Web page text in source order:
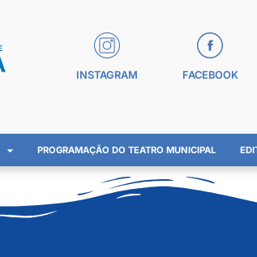
INSTAGRAM FACEBOOK
PROGRAMAÇÃO DO TEATRO MUNICIPAL